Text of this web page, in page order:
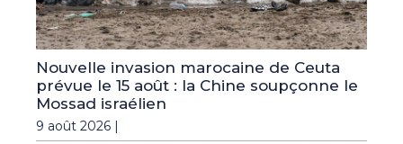
Nouvelle invasion marocaine de Ceuta
prévue le 15 août : la Chine soupçonne le
Mossad israélien
9 août 2026 |